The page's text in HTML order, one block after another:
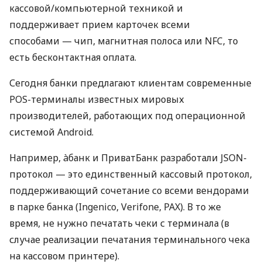
кассовой/компьютерной техникой и
поддерживает прием карточек всеми
способами — чип, магнитная полоса или NFC, то
есть бесконтактная оплата.
Сегодня банки предлагают клиентам современные
POS-терминалы известных мировых
производителей, работающих под операционной
системой Android.
Например, àбанк и ПриватБанк разработали JSON-
протокол — это единственный кассовый протокол,
поддерживающий сочетание со всеми вендорами
в парке банка (Ingenico, Verifone, PAX). В то же
время, не нужно печатать чеки с терминала (в
случае реализации печатания терминального чека
на кассовом принтере).